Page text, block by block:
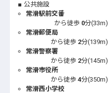
公共施設
常滑駅前交番
から徒歩 0分(33m)
常滑郵便局
から徒歩 2分(139m)
常滑警察署
から徒歩 2分(145m)
常滑市役所
から徒歩 4分(350m)
常滑西小学校